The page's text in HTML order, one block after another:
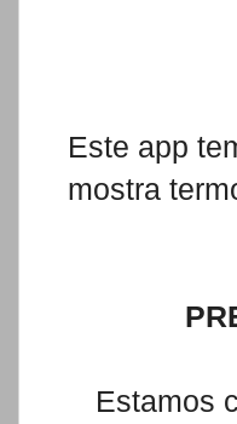
Este app
mostra
Estamos